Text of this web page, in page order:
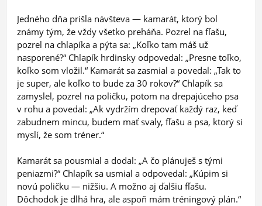
Jedného dňa prišla návšteva — kamarát, ktorý bol
známy tým, že vždy všetko preháňa. Pozrel na fľašu,
pozrel na chlapíka a pýta sa: „Koľko tam máš už
nasporené?“ Chlapík hrdinsky odpovedal: „Presne toľko,
koľko som vložil.“ Kamarát sa zasmial a povedal: „Tak to
je super, ale koľko to bude za 30 rokov?“ Chlapík sa
zamyslel, pozrel na poličku, potom na drepajúceho psa
v rohu a povedal: „Ak vydržím drepovať každý raz, keď
zabudnem mincu, budem mať svaly, fľašu a psa, ktorý si
myslí, že som tréner.“
Kamarát sa pousmial a dodal: „A čo plánuješ s tými
peniazmi?“ Chlapík sa usmial a odpovedal: „Kúpim si
novú poličku — nižšiu. A možno aj ďalšiu fľašu.
Dôchodok je dlhá hra, ale aspoň mám tréningový plán.“